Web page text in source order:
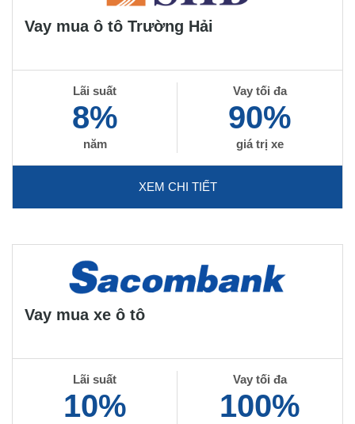
Vay mua ô tô Trường Hải
Lãi suất
8%
năm
Vay tối đa
90%
giá trị xe
XEM CHI TIẾT
Vay mua xe ô tô
Lãi suất
10%
Vay tối đa
100%